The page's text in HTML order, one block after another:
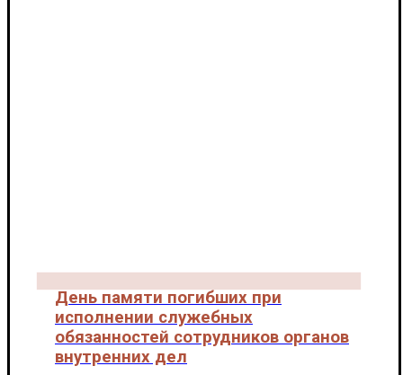
День памяти погибших при
исполнении служебных
обязанностей сотрудников органов
внутренних дел